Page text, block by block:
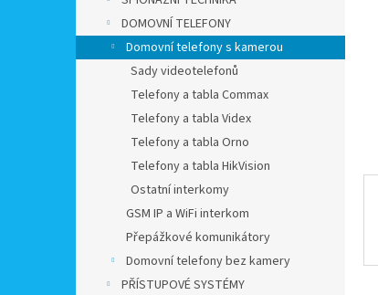
DOMOVNÍ TELEFONY
Domovní telefony s kamerou
Sady videotelefonů
Telefony a tabla Commax
Telefony a tabla Videx
Telefony a tabla Orno
Telefony a tabla HikVision
Ostatní interkomy
GSM IP a WiFi interkom
Přepážkové komunikátory
Domovní telefony bez kamery
PŘÍSTUPOVÉ SYSTÉMY